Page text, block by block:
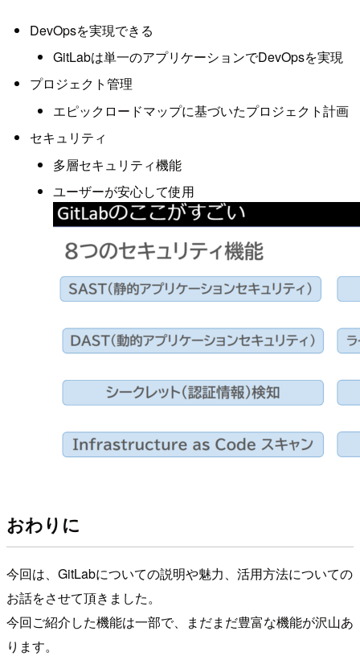
DevOpsを実現できる
GitLabは単一のアプリケーションでDevOpsを実現
プロジェクト管理
エピックロードマップに基づいたプロジェクト計画
セキュリティ
多層セキュリティ機能
ユーザーが安心して使用
おわりに
今回は、GitLabについての説明や魅力、活用方法についての
お話をさせて頂きました。
今回ご紹介した機能は一部で、まだまだ豊富な機能が沢山あ
ります。